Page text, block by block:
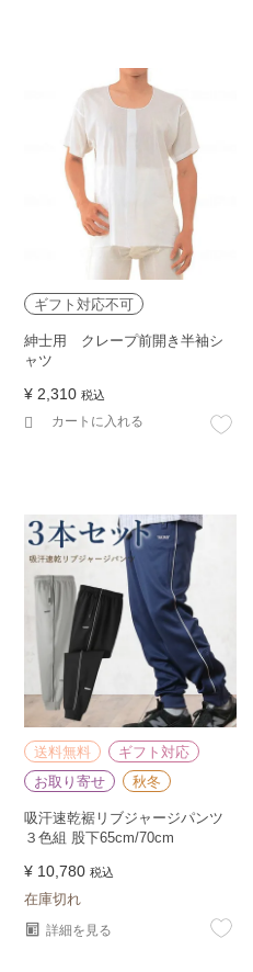
ギフト対応不可
紳士用 クレープ前開き半袖シ
ャツ
¥ 2,310 税込
カートに入れる
送料無料
ギフト対応
お取り寄せ
秋冬
吸汗速乾裾リブジャージパンツ
３色組 股下65cm/70cm
¥ 10,780 税込
在庫切れ
詳細を見る